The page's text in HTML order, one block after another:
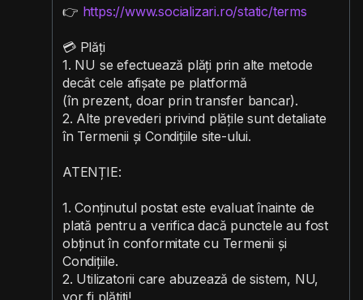
👉 https://www.socializari.ro/static/terms
💳 Plăți
1. NU se efectuează plăți prin alte metode
decât cele afișate pe platformă
(în prezent, doar prin transfer bancar).
2. Alte prevederi privind plățile sunt detaliate
în Termenii și Condițiile site-ului.
ATENȚIE:
1. Conținutul postat este evaluat înainte de
plată pentru a verifica dacă punctele au fost
obținut în conformitate cu Termenii și
Condițiile.
2. Utilizatorii care abuzează de sistem, NU,